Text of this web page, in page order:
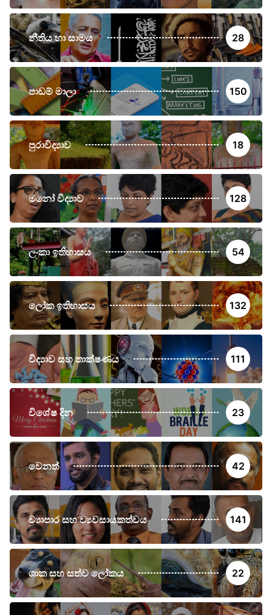
නීතිය හා සාමය 28
පාඩම් මාලා 150
පුරාවිද්‍යාව 18
මනෝ විද්‍යාව 128
ලංකා ඉතිහාසය 54
ලෝක ඉතිහාසය 132
විද්‍යාව සහ තාක්ෂණය 111
විශේෂ දින 23
වෙනත් 42
ව්‍යාපාර සහ ව්‍යවසායකත්වය 141
ශාක සහ සත්ව ලෝකය 22